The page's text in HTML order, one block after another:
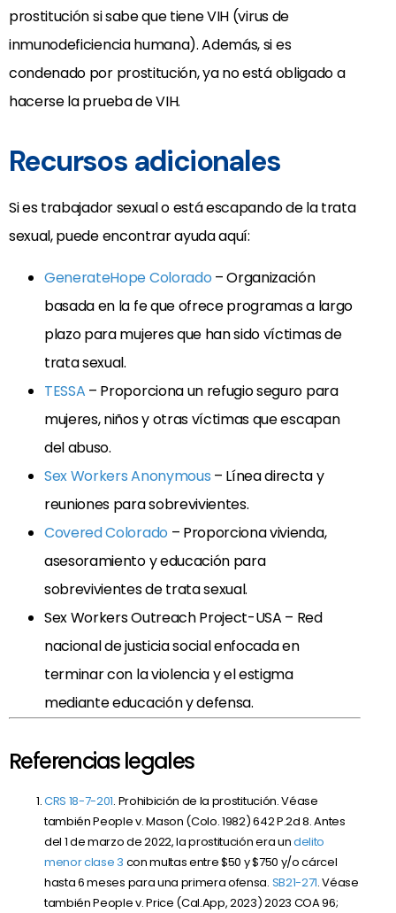
prostitución si sabe que tiene VIH (virus de
inmunodeficiencia humana). Además, si es
condenado por prostitución, ya no está obligado a
hacerse la prueba de VIH.
Recursos adicionales
Si es trabajador sexual o está escapando de la trata
sexual, puede encontrar ayuda aquí:
GenerateHope Colorado – Organización
basada en la fe que ofrece programas a largo
plazo para mujeres que han sido víctimas de
trata sexual.
TESSA – Proporciona un refugio seguro para
mujeres, niños y otras víctimas que escapan
del abuso.
Sex Workers Anonymous – Línea directa y
reuniones para sobrevivientes.
Covered Colorado – Proporciona vivienda,
asesoramiento y educación para
sobrevivientes de trata sexual.
Sex Workers Outreach Project-USA – Red
nacional de justicia social enfocada en
terminar con la violencia y el estigma
mediante educación y defensa.
Referencias legales
CRS 18-7-201. Prohibición de la prostitución. Véase
también People v. Mason (Colo. 1982) 642 P.2d 8. Antes
del 1 de marzo de 2022, la prostitución era undelito
menor clase 3 con multas entre $50 y $750 y/o cárcel
hasta 6 meses para una primera ofensa. SB21-271. Véase
también People v. Price (Cal.App, 2023)2023 COA 96;